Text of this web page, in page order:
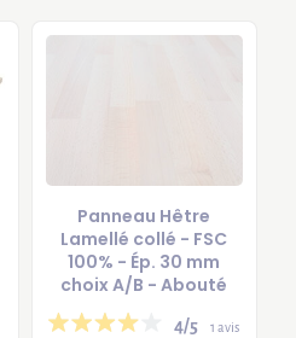
Panneau Hêtre
Lamellé collé - FSC
100% - Ép. 30 mm
choix A/B - Abouté
4/5 1 avis